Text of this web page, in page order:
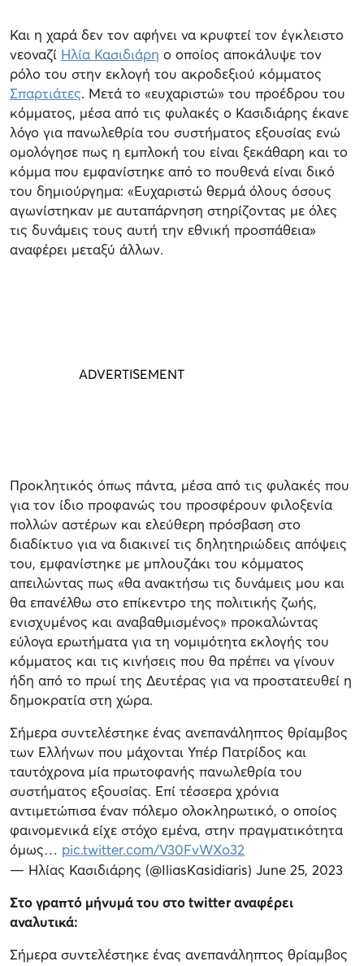
Και η χαρά δεν τον αφήνει να κρυφτεί τον έγκλειστο
νεοναζί Ηλία Κασιδιάρη ο οποίος αποκάλυψε τον
ρόλο του στην εκλογή του ακροδεξιού κόμματος
Σπαρτιάτες. Μετά το «ευχαριστώ» του προέδρου του
κόμματος, μέσα από τις φυλακές ο Κασιδιάρης έκανε
λόγο για πανωλεθρία του συστήματος εξουσίας ενώ
ομολόγησε πως η εμπλοκή του είναι ξεκάθαρη και το
κόμμα που εμφανίστηκε από το πουθενά είναι δικό
του δημιούργημα: «Ευχαριστώ θερμά όλους όσους
αγωνίστηκαν με αυταπάρνηση στηρίζοντας με όλες
τις δυνάμεις τους αυτή την εθνική προσπάθεια»
αναφέρει μεταξύ άλλων.
Προκλητικός όπως πάντα, μέσα από τις φυλακές που
για τον ίδιο προφανώς του προσφέρουν φιλοξενία
πολλών αστέρων και ελεύθερη πρόσβαση στο
διαδίκτυο για να διακινεί τις δηλητηριώδεις απόψεις
του, εμφανίστηκε με μπλουζάκι του κόμματος
απειλώντας πως «θα ανακτήσω τις δυνάμεις μου και
θα επανέλθω στο επίκεντρο της πολιτικής ζωής,
ενισχυμένος και αναβαθμισμένος» προκαλώντας
εύλογα ερωτήματα για τη νομιμότητα εκλογής του
κόμματος και τις κινήσεις που θα πρέπει να γίνουν
ήδη από το πρωί της Δευτέρας για να προστατευθεί η
δημοκρατία στη χώρα.
Σήμερα συντελέστηκε ένας ανεπανάληπτος θρίαμβος
των Ελλήνων που μάχονται Υπέρ Πατρίδος και
ταυτόχρονα μία πρωτοφανής πανωλεθρία του
συστήματος εξουσίας. Επί τέσσερα χρόνια
αντιμετώπισα έναν πόλεμο ολοκληρωτικό, ο οποίος
φαινομενικά είχε στόχο εμένα, στην πραγματικότητα
όμως… pic.twitter.com/V30FvWXo32
— Ηλίας Κασιδιάρης (@IliasKasidiaris) June 25, 2023
Στο γραπτό μήνυμά του στο twitter αναφέρει
αναλυτικά:
Σήμερα συντελέστηκε ένας ανεπανάληπτος θρίαμβος